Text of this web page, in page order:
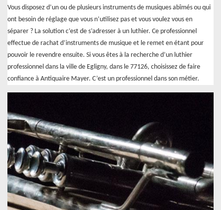
Vous disposez d’un ou de plusieurs instruments de musiques abîmés ou qui
ont besoin de réglage que vous n’utilisez pas et vous voulez vous en
séparer ? La solution c’est de s’adresser à un luthier. Ce professionnel
effectue de rachat d’instruments de musique et le remet en étant pour
pouvoir le revendre ensuite. Si vous êtes à la recherche d’un luthier
professionnel dans la ville de Egligny, dans le 77126, choisissez de faire
confiance à Antiquaire Mayer. C’est un professionnel dans son métier.